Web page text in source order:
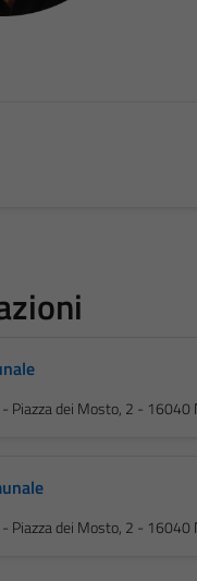
Piazza dei Mosto, 2 - 16040
Piazza dei Mosto, 2 - 16040